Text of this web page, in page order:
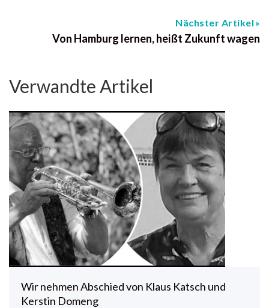
Nächster Artikel
Von Hamburg lernen, heißt Zukunft wagen
Verwandte Artikel
Wir nehmen Abschied von Klaus Katsch und
Kerstin Domeng